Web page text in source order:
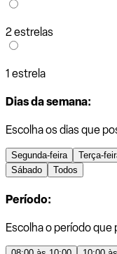
2 estrelas
1 estrela
Dias da semana:
Escolha os dias que
Segunda-feira Terça-
Sábado
Todos
Período:
Escolha o período